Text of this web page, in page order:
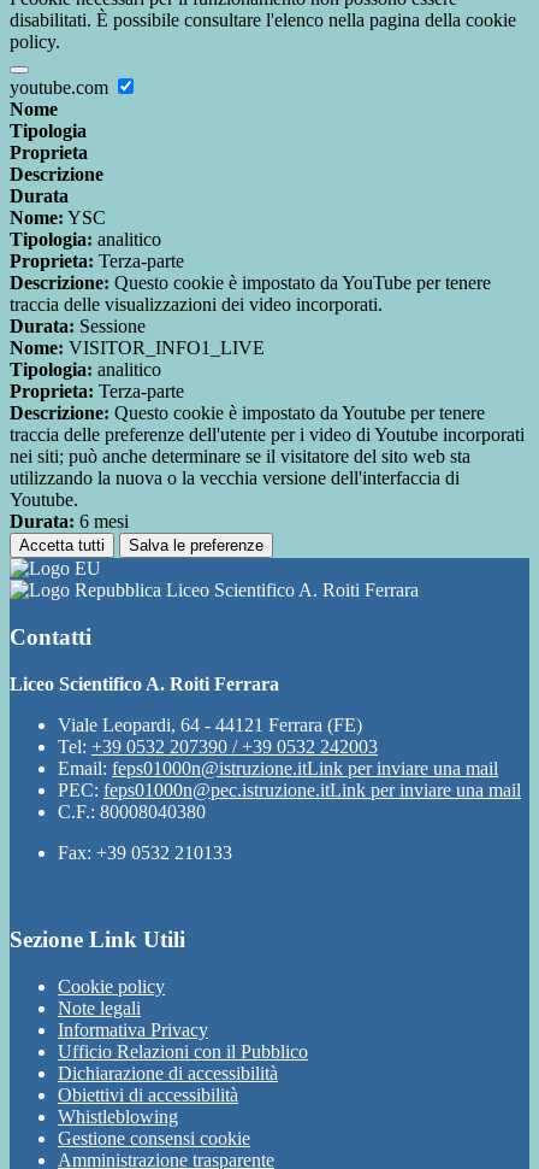
disabilitati. È possibile consultare l'elenco nella pagina della cookie
policy.
youtube.com
Nome
Tipologia
Proprieta
Descrizione
Durata
Nome: YSC
Tipologia: analitico
Proprieta: Terza-parte
Descrizione: Questo cookie è impostato da YouTube per tenere
traccia delle visualizzazioni dei video incorporati.
Durata: Sessione
Nome: VISITOR_INFO1_LIVE
Tipologia: analitico
Proprieta: Terza-parte
Descrizione: Questo cookie è impostato da Youtube per tenere
traccia delle preferenze dell'utente per i video di Youtube incorporati
nei siti; può anche determinare se il visitatore del sito web sta
utilizzando la nuova o la vecchia versione dell'interfaccia di
Youtube.
Durata: 6 mesi
Accetta tutti Salva le preferenze
Liceo Scientifico A. Roiti Ferrara
Contatti
Liceo Scientifico A. Roiti Ferrara
Viale Leopardi, 64 - 44121 Ferrara (FE)
Tel: +39 0532 207390 / +39 0532 242003
Email: feps01000n@istruzione.itLink per inviare una mail
PEC: feps01000n@pec.istruzione.itLink per inviare una mail
C.F.: 80008040380
Fax: +39 0532 210133
Sezione Link Utili
Cookie policy
Note legali
Informativa Privacy
Ufficio Relazioni con il Pubblico
Dichiarazione di accessibilità
Obiettivi di accessibilità
Whistleblowing
Gestione consensi cookie
Amministrazione trasparente